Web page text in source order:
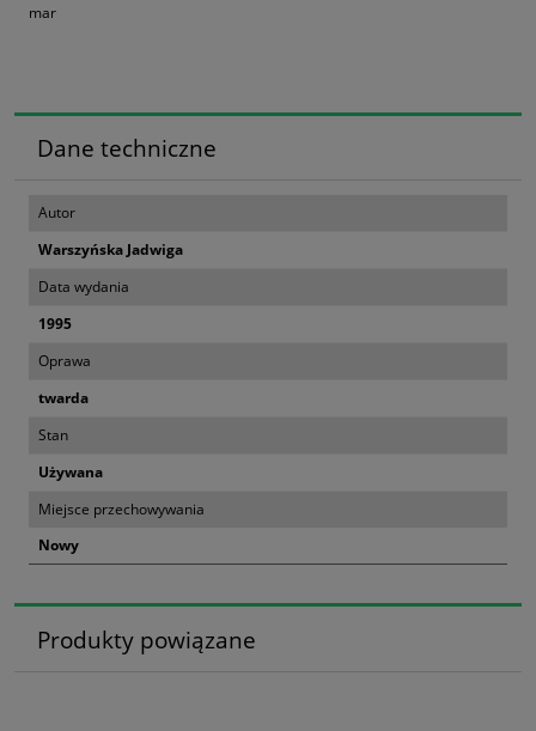
mar
Dane techniczne
Autor
Warszyńska Jadwiga
Data wydania
1995
Oprawa
twarda
Stan
Używana
Miejsce przechowywania
Nowy
Produkty powiązane